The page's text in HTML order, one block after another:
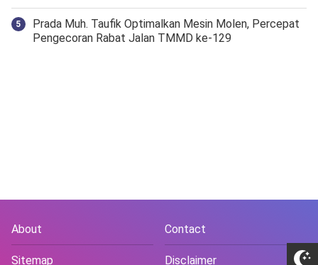
Prada Muh. Taufik Optimalkan Mesin Molen, Percepat
Pengecoran Rabat Jalan TMMD ke-129
About Contact
Sitemap Disclaimer